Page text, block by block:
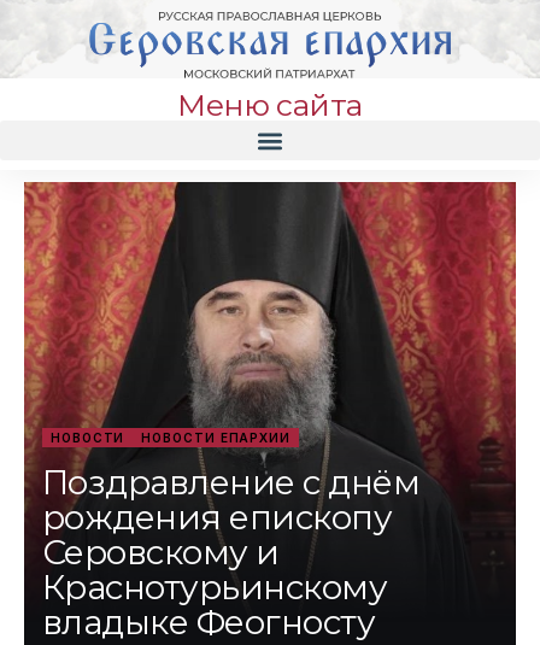
Меню сайта
НОВОСТИ НОВОСТИ ЕПАРХИИ
Поздравление с днём
рождения епископу
Серовскому и
Краснотурьинскому
владыке Феогносту